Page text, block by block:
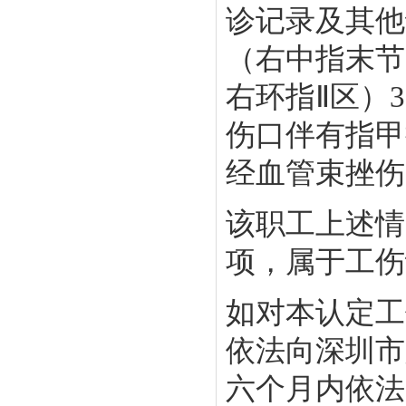
诊记录及其
（右中指末
右环指Ⅱ区）
伤口伴有指
经血管束挫
该职工上述
项，属于工
如对本认定
依法向深圳
六个月内依